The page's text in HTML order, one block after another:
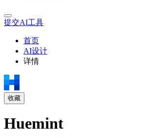
提交AI工具
首页
AI设计
详情
收藏
Huemint